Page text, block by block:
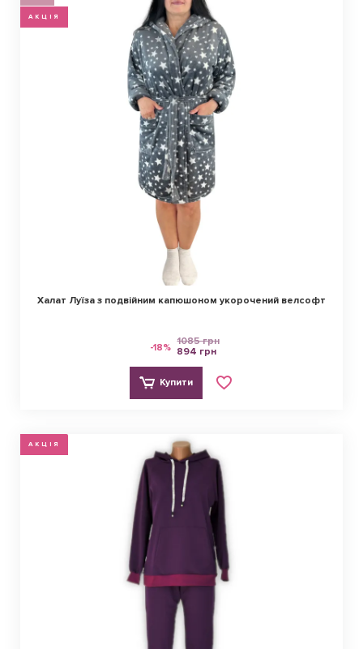
АКЦІЯ
Халат Луїза з подвійним капюшоном укорочений велсофт
-18% 1085 грн
894 грн
Купити
АКЦІЯ